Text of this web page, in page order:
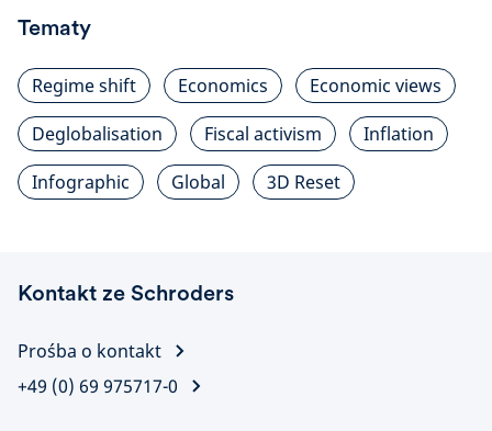
Tematy
Regime shift Economics
Economic views
Deglobalisation
Fiscal activism
Inflation
Infographic
Global 3D Reset
Kontakt ze Schroders
Prośba o kontakt
+49 (0) 69 975717-0